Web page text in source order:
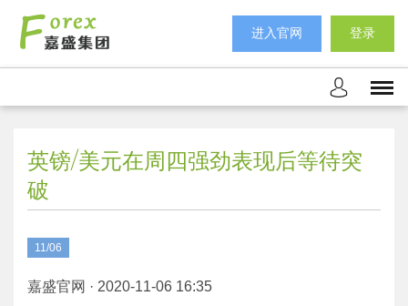
进入官网 登录
英镑/美元在周四强劲表现后等待突
破
11/06
嘉盛官网 · 2020-11-06 16:35